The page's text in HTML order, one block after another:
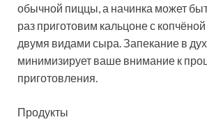
обычной пиццы, а начинка может
раз приготовим кальцоне с
двумя видами сыра. Запекание в
минимизирует ваше внимание к
приготовления.
Продукты